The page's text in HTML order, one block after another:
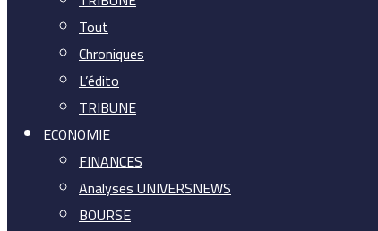
Tout
Chroniques
L’édito
TRIBUNE
ECONOMIE
FINANCES
Analyses UNIVERSNEWS
BOURSE